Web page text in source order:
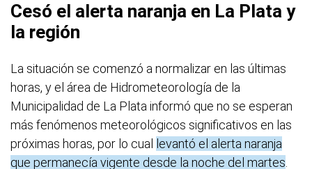
Cesó el alerta naranja en La Plata y
la región
La situación se comenzó a normalizar en las últimas
horas, y el área de Hidrometeorología de la
Municipalidad de La Plata informó que no se esperan
más fenómenos meteorológicos significativos en las
próximas horas, por lo cual
levantó el alerta naranja
que permanecía vigente desde la noche del martes